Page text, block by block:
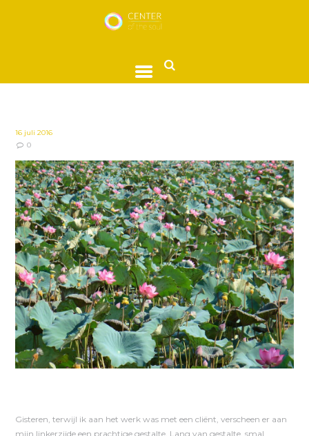
16 juli 2016
0
Gisteren, terwijl ik aan het werk was met een cliënt, verscheen er aan
mijn linkerzijde een prachtige gestalte. Lang van gestalte, smal